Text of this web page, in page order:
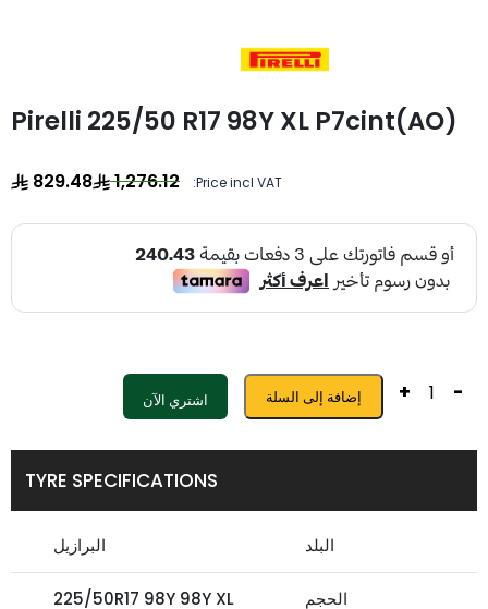
Pirelli 225/50 R17 98Y XL P7cint(AO)
Price incl VAT:
1,276.12
829.48
-
+ إضافة إلى السلة اشتري الآن
TYRE SPECIFICATIONS
البلد البرازيل
الحجم
225/50R17 98Y 98Y XL